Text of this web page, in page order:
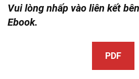
Vui lòng nhấp vào liên kết
Ebook.
PDF